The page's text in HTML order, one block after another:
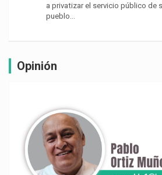
a privatizar el servicio público de
pueblo…
Opinión